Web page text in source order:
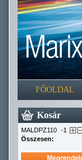
FŐOLDAL
Kosár
MALDPZ110 -1
Összesen: